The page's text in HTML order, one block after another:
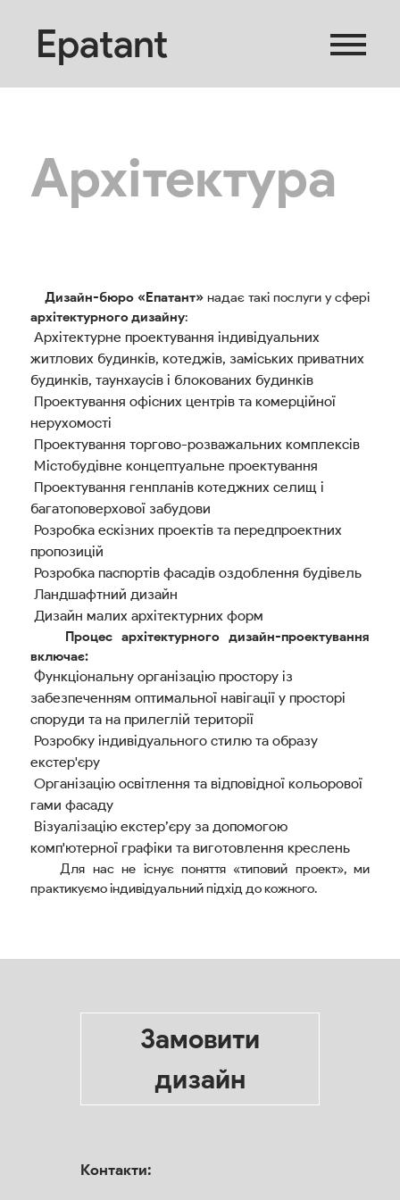
Epatant
Архітектура
Дизайн-бюро «Епатант» надає такі послуги у сфері
архітектурного дизайну:
Архітектурне проектування індивідуальних
житлових будинків, котеджів, заміських приватних
будинків, таунхаусів і блокованих будинків
Проектування офісних центрів та комерційної
нерухомості
Проектування торгово-розважальних комплексів
Містобудівне концептуальне проектування
Проектування генпланів котеджних селищ і
багатоповерхової забудови
Розробка ескізних проектів та передпроектних
пропозицій
Розробка паспортів фасадів оздоблення будівель
Ландшафтний дизайн
Дизайн малих архітектурних форм
Процес архітектурного дизайн-проектування
включає:
Функціональну організацію простору із
забезпеченням оптимальної навігації у просторі
споруди та на прилеглій території
Розробку індивідуального стилю та образу
екстер'єру
Організацію освітлення та відповідної кольорової
гами фасаду
Візуалізацію екстер’єру за допомогою
комп'ютерної графіки та виготовлення креслень
Для нас не існує поняття «типовий проект», ми
практикуємо індивідуальний підхід до кожного.
Замовити
дизайн
Контакти: